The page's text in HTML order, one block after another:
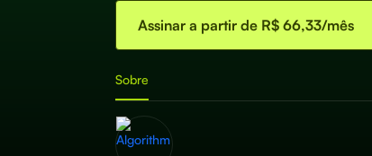
Assinar a partir de R$ 66,33/mês
Sobre